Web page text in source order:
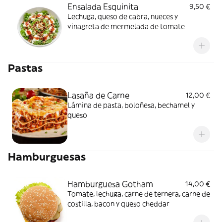
Ensalada Esquinita
9,50 €
Lechuga, queso de cabra, nueces y
vinagreta de mermelada de tomate
Pastas
Lasaña de Carne
12,00 €
Lámina de pasta, boloñesa, bechamel y
queso
Hamburguesas
Hamburguesa Gotham
14,00 €
Tomate, lechuga, carne de ternera, carne de
costilla, bacon y queso cheddar